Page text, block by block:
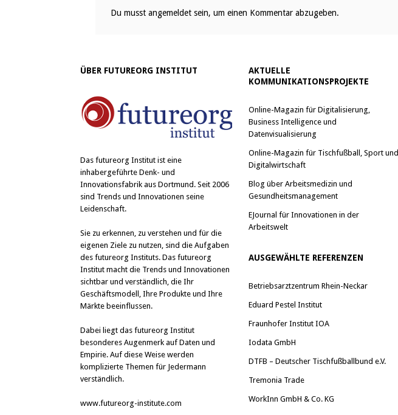
Du musst angemeldet sein, um einen Kommentar abzugeben.
ÜBER FUTUREORG INSTITUT
Das futureorg Institut ist eine
inhabergeführte Denk- und
Innovationsfabrik aus Dortmund. Seit 2006
sind Trends und Innovationen seine
Leidenschaft.
Sie zu erkennen, zu verstehen und für die
eigenen Ziele zu nutzen, sind die Aufgaben
des futureorg Instituts. Das futureorg
Institut macht die Trends und Innovationen
sichtbar und verständlich, die Ihr
Geschäftsmodell, Ihre Produkte und Ihre
Märkte beeinflussen.
Dabei liegt das futureorg Institut
besonderes Augenmerk auf Daten und
Empirie. Auf diese Weise werden
komplizierte Themen für Jedermann
verständlich.
www.futureorg-institute.com
AKTUELLE
KOMMUNIKATIONSPROJEKTE
Online-Magazin für Digitalisierung,
Business Intelligence und
Datenvisualisierung
Online-Magazin für Tischfußball, Sport und
Digitalwirtschaft
Blog über Arbeitsmedizin und
Gesundheitsmanagement
EJournal für Innovationen in der
Arbeitswelt
AUSGEWÄHLTE REFERENZEN
Betriebsarztzentrum Rhein-Neckar
Eduard Pestel Institut
Fraunhofer Institut IOA
Iodata GmbH
DTFB – Deutscher Tischfußballbund e.V.
Tremonia Trade
WorkInn GmbH & Co. KG